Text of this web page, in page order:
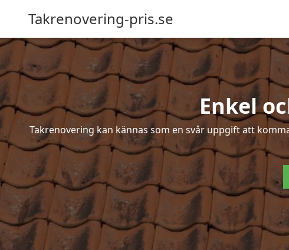
Takrenovering-pris.se
Enkel
Takrenovering kan kännas som en svår uppgift att